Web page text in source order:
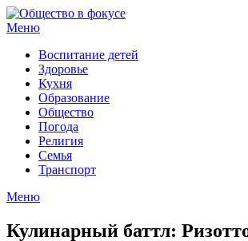
Перейти
к
Меню
Воспитание детей
Здоровье
Кухня
Образование
Общество
Погода
Религия
Семья
Транспорт
Меню
Кулинарный баттл: